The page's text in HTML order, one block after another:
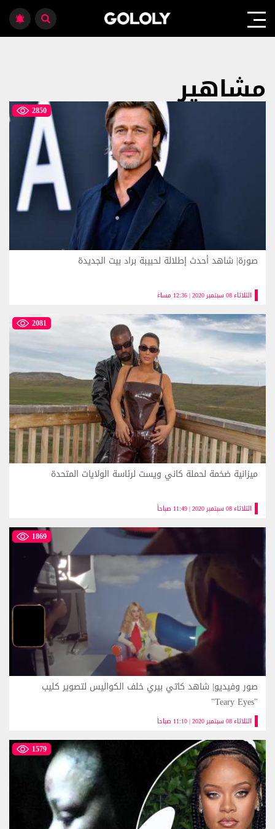
مشاهير
2850
الثلاثاء 08 سبتمبر 2020 | 12:36 مساءً
صورة| شاهد أحدث إطلالة لحبيبة براد بيت الجديدة
2081
الثلاثاء 08 سبتمبر 2020 | 11:49 صباحاً
ميزانية ضخمة لحملة كاني ويست لرئاسة الولايات المتحدة
1869
الثلاثاء 08 سبتمبر 2020 | 11:10 صباحاً
صور وفيديو| شاهد كاتي بيري خلف الكواليس لتصوير كليب
"Teary Eyes"
1579